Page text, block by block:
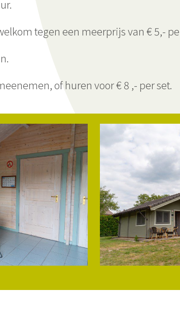
tegen een meerprijs van € 5,-
of huren voor € 8 ,- per set.